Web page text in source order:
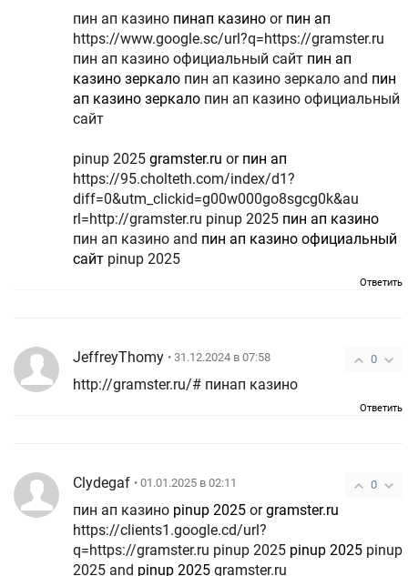
пин ап казино пинап казино or пин ап
https://www.google.sc/url?q=https://gramster.ru
пин ап казино официальный сайт пин ап
казино зеркало пин ап казино зеркало and пин
ап казино зеркало пин ап казино официальный
сайт
pinup 2025 gramster.ru or пин ап
https://95.cholteth.com/index/d1?
diff=0&utm_clickid=g00w000go8sgcg0k&au
rl=http://gramster.ru pinup 2025 пин ап казино
пин ап казино and пин ап казино официальный
сайт pinup 2025
Ответить
0
JeffreyThomy • 31.12.2024 в 07:58
http://gramster.ru/# пинап казино
Ответить
0
Clydegaf • 01.01.2025 в 02:11
пин ап казино pinup 2025 orgramster.ru
https://clients1.google.cd/url?
q=https://gramster.ru pinup 2025 pinup 2025 pinup
2025 and pinup 2025 gramster.ru